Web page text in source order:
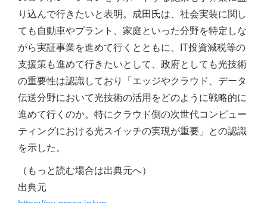
り込んで行きたいと表明。成田氏は、社会実装に関し
ても自動車やプラント、家庭といった分野を特定しな
がら実証事業を進めて行くとともに、IT投資減税等の
支援策も進めて行きたいとして、政府としても光技術
の重要性は認識しており「エッジやクラウド、データ
伝送分野において光技術の活用をどのように戦略的に
進めて行くのか。特にクラウド側の次世代コンピュー
ティングにおける光スイッチの実現が重要」との認識
を示した。
（もっと読む場合は出典元へ）
出典元